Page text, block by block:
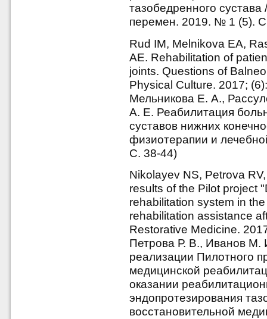
тазобедренного
перемен. 2019. № 1 (5).
Rud IM, Melnikova EA,
AE. Rehabilitation of
joints. Questions of
Physical Culture. 2017;
Мельникова Е. А.,
А. Е. Реабилитация
суставов нижних
физиотерапии и
С. 38-44)
Nikolayev NS, Petrova
results of the Pilot project
rehabilitation system in
rehabilitation assistance
Restorative Medicine.
Петрова Р. В., Иванов М.
реализации Пилотного
медицинской
оказании
эндопротезирования
восстановительной